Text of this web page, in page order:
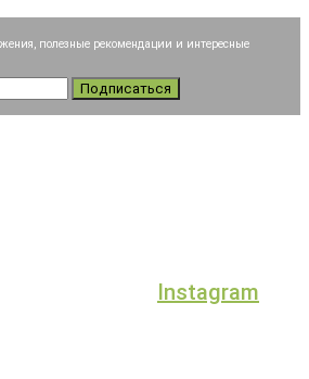
полезные рекомендации и интересные
Подписаться
Instagram